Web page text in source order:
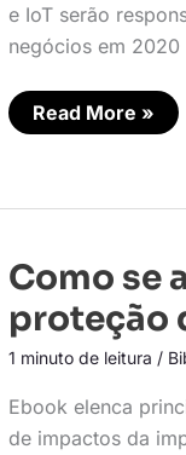
e IoT serão
negócios em 2020
Read More »
Como se
proteção
1 minuto de leitura /
Ebook elenca
de impactos da
Como
se
adequar
à
de
de
dados